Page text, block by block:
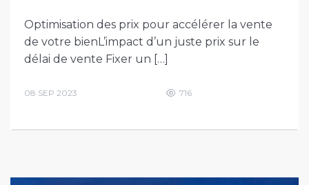
Optimisation des prix pour accélérer la vente
de votre bienL’impact d’un juste prix sur le
délai de vente Fixer un […]
08 SEP 2023 716